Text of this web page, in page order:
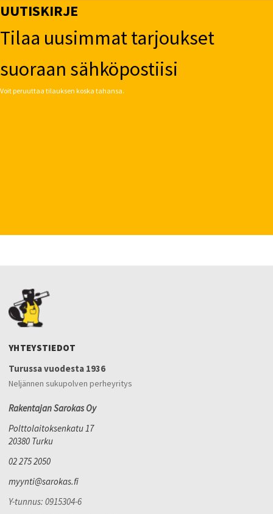
UUTISKIRJE
Tilaa uusimmat tarjoukset
suoraan sähköpostiisi
Voit peruuttaa tilauksen koska tahansa.
YHTEYSTIEDOT
Turussa vuodesta 1936
Neljännen sukupolven perheyritys
Rakentajan Sarokas Oy
Polttolaitoksenkatu 17
20380 Turku
02 275 2050
myynti@sarokas.fi
Y-tunnus: 0915304-6